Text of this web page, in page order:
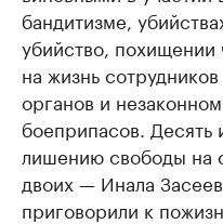
бандитизме,
убийство, похищении
на жизнь
органов и
боеприпасов. Десять
лишению свободы на
двоих — Инала
приговорили к